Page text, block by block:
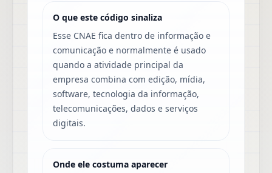
O que este código sinaliza
Esse CNAE fica dentro de informação e
comunicação e normalmente é usado
quando a atividade principal da
empresa combina com edição, mídia,
software, tecnologia da informação,
telecomunicações, dados e serviços
digitais.
Onde ele costuma aparecer